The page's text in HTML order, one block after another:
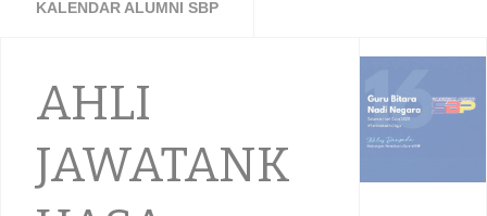
KALENDAR ALUMNI SBP
AHLI
JAWATANK